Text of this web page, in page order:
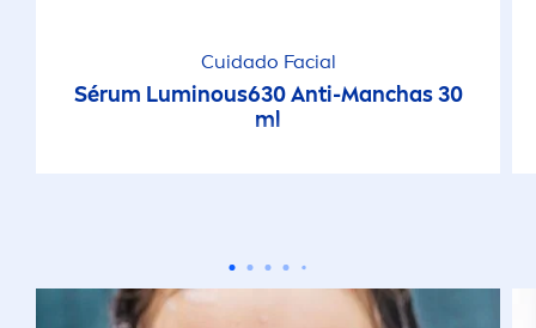
Cuidado Facial
Sérum Luminous630 Anti-Manchas 30
ml